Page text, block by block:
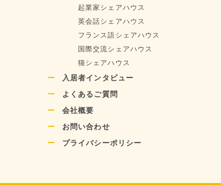
起業家シェアハウス
英会話シェアハウス
フランス語シェアハウス
国際交流シェアハウス
猫シェアハウス
入居者インタビュー
よくあるご質問
会社概要
お問い合わせ
プライバシーポリシー